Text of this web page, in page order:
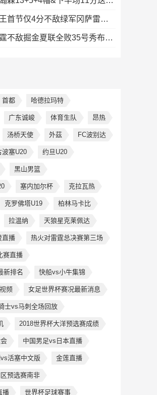
🏀夏联-国王首节仅4分不敌绿军冈萨雷斯24+10+5塞纳克10+12
🏀夏联-雷霆不敌掘金夏联全败35号秀布拉齐尔32+6马拉14+7+6
首都 哈德拉玛特
广东诚峻 体育生队 昂热
汤桥天使 外茲 FC波别达
波塞U20 约旦U20
黑山男篮
塞内加尔杯 克拉瓦热
克罗佛塔U19 柏林马卡比
拉温纳 天狼星克莱佩达
直播 热火对雷霆总决赛第三场
赛直播
新排名 快船vs小牛集锦
频 女足世界杯赛况最新消息
士vs马刺全场回放
2018世界杯大洋预选赛成绩
中国男足vs日本直播
活塞中文版 金莲直播
预选赛南非
播 世界杯足球赛事